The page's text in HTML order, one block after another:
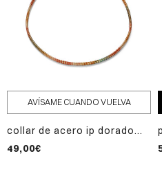
AVÍSAME CUANDO VUELVA
collar de acero ip dorado
enroscado, colección laura
49,00€